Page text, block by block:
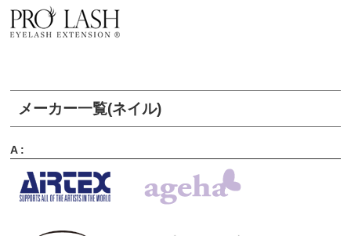
メーカー一覧(ネイル)
A :